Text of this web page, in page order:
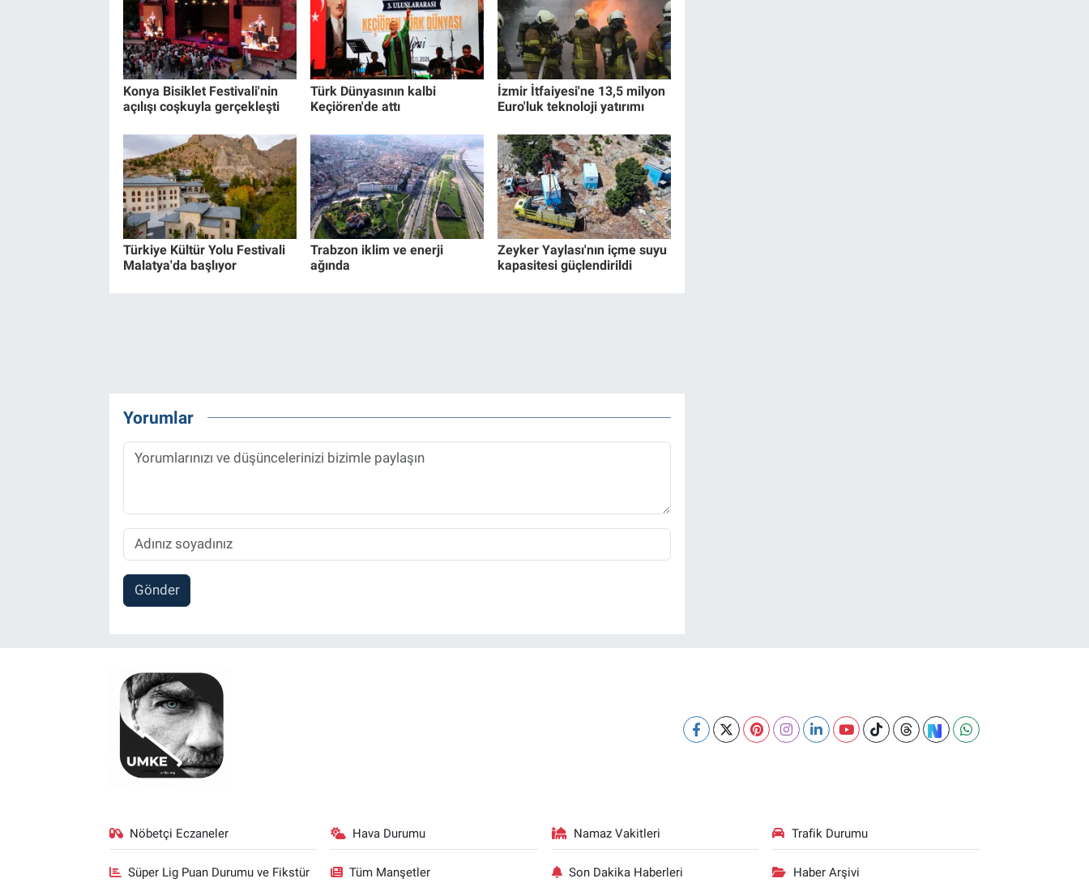
Konya Bisiklet Festivali'nin
açılışı coşkuyla gerçekleşti
Türk Dünyasının kalbi
Keçiören'de attı
İzmir İtfaiyesi'ne 13,5 milyon
Euro'luk teknoloji yatırımı
Türkiye Kültür Yolu Festivali
Malatya'da başlıyor
Trabzon iklim ve enerji
ağında
Zeyker Yaylası'nın içme suyu
kapasitesi güçlendirildi
Yorumlar
Gönder
Nöbetçi Eczaneler Hava Durumu Namaz Vakitleri Trafik Durumu
Süper Lig Puan Durumu ve Fikstür Tüm Manşetler Son Dakika Haberleri Haber Arşivi